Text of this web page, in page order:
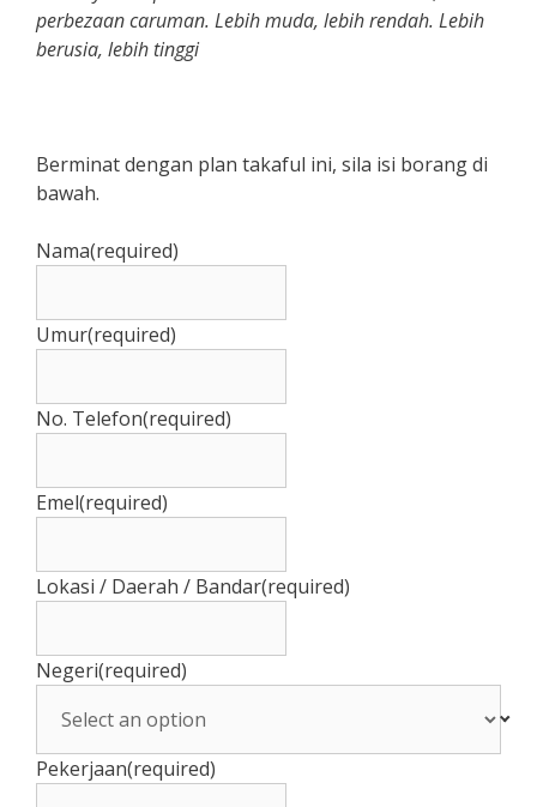
perbezaan caruman. Lebih muda, lebih rendah. Lebih
berusia, lebih tinggi
Berminat dengan plan takaful ini, sila isi borang di
bawah.
Nama(required)
Umur(required)
No. Telefon(required)
Emel(required)
Lokasi / Daerah / Bandar(required)
Negeri(required)
Pekerjaan(required)